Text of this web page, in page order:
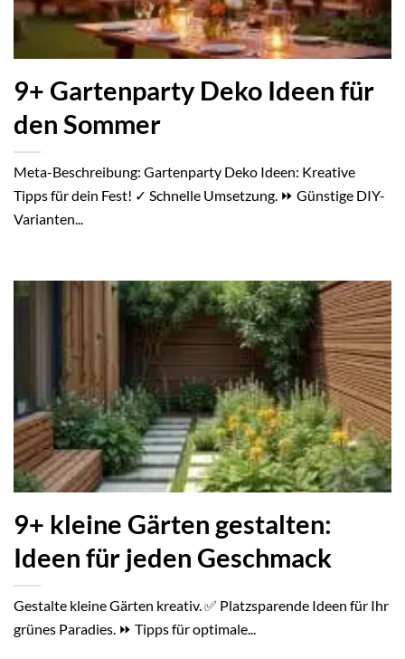
9+ Gartenparty Deko Ideen für
den Sommer
Meta-Beschreibung: Gartenparty Deko Ideen: Kreative
Tipps für dein Fest! ✓ Schnelle Umsetzung. ⏩ Günstige DIY-
Varianten...
9+ kleine Gärten gestalten:
Ideen für jeden Geschmack
Gestalte kleine Gärten kreativ. ✅ Platzsparende Ideen für Ihr
grünes Paradies. ⏩ Tipps für optimale...